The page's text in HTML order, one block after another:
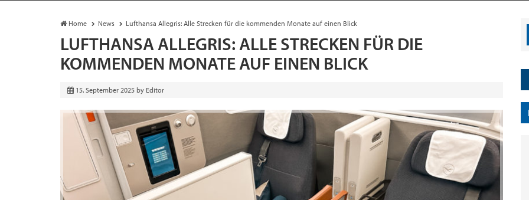
Home News Lufthansa Allegris: Alle Strecken für die kommenden Monate auf einen Blick
LUFTHANSA ALLEGRIS: ALLE STRECKEN FÜR DIE
KOMMENDEN MONATE AUF EINEN BLICK
15. September 2025 by Editor